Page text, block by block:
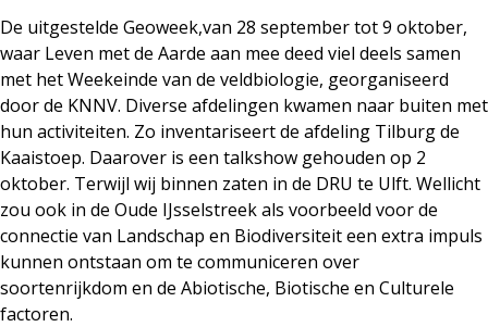
De uitgestelde Geoweek,van 28 september tot 9 oktober,
waar Leven met de Aarde aan mee deed viel deels samen
met het Weekeinde van de veldbiologie, georganiseerd
door de KNNV. Diverse afdelingen kwamen naar buiten met
hun activiteiten. Zo inventariseert de afdeling Tilburg de
Kaaistoep. Daarover is een talkshow gehouden op 2
oktober. Terwijl wij binnen zaten in de DRU te Ulft. Wellicht
zou ook in de Oude IJsselstreek als voorbeeld voor de
connectie van Landschap en Biodiversiteit een extra impuls
kunnen ontstaan om te communiceren over
soortenrijkdom en de Abiotische, Biotische en Culturele
factoren.